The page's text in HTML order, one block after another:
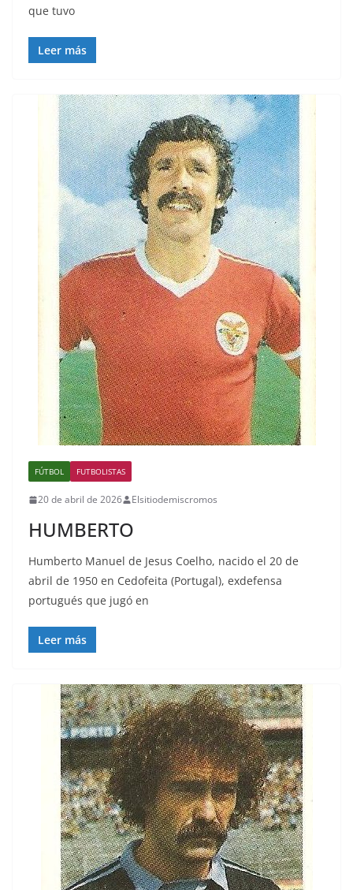
que tuvo
Leer más
FÚTBOL FUTBOLISTAS
20 de abril de 2026 Elsitiodemiscromos
HUMBERTO
Humberto Manuel de Jesus Coelho, nacido el 20 de
abril de 1950 en Cedofeita (Portugal), exdefensa
portugués que jugó en
Leer más